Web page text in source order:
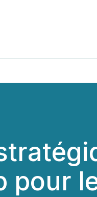
pour